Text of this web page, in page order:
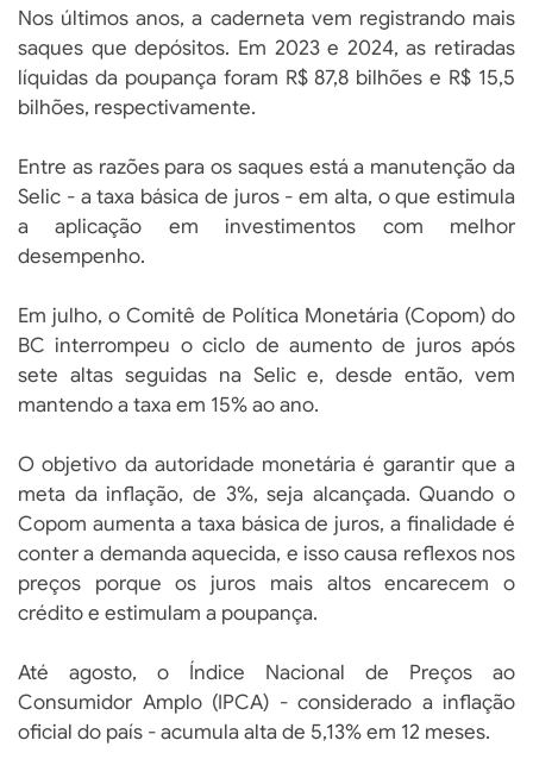
Nos últimos anos, a caderneta vem registrando mais
saques que depósitos. Em 2023 e 2024, as retiradas
líquidas da poupança foram R$ 87,8 bilhões e R$ 15,5
bilhões, respectivamente.
Entre as razões para os saques está a manutenção da
Selic - a taxa básica de juros - em alta, o que estimula
a aplicação em investimentos com melhor
desempenho.
Em julho, o Comitê de Política Monetária (Copom) do
BC interrompeu o ciclo de aumento de juros após
sete altas seguidas na Selic e, desde então, vem
mantendo a taxa em 15% ao ano.
O objetivo da autoridade monetária é garantir que a
meta da inflação, de 3%, seja alcançada. Quando o
Copom aumenta a taxa básica de juros, a finalidade é
conter a demanda aquecida, e isso causa reflexos nos
preços porque os juros mais altos encarecem o
crédito e estimulam a poupança.
Até agosto, o Índice Nacional de Preços ao
Consumidor Amplo (IPCA) - considerado a inflação
oficial do país - acumula alta de 5,13% em 12 meses.